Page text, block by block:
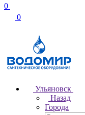
0
0
Ульяновск
Назад
Города